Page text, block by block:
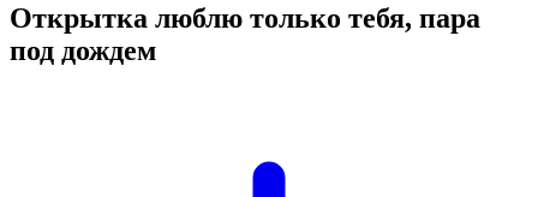
Открытка люблю только тебя, пара
под дождем